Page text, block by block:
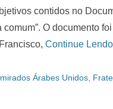
contidos no
O documento
Continue
Árabes Unidos